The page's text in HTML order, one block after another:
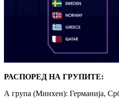
РАСПОРЕД НА ГРУПИТЕ:
А група (Минхен): Германија,